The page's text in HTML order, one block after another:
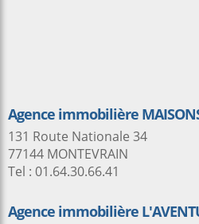
Agence immobilière
131 Route Nationale 34
77144 MONTEVRAIN
Tel : 01.64.30.66.41
Agence immobilière